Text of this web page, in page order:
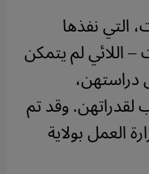
نفذها
– اللائي لم يتمكن
دراستهن،
لقدراتهن. وقد تم
العمل بولاية